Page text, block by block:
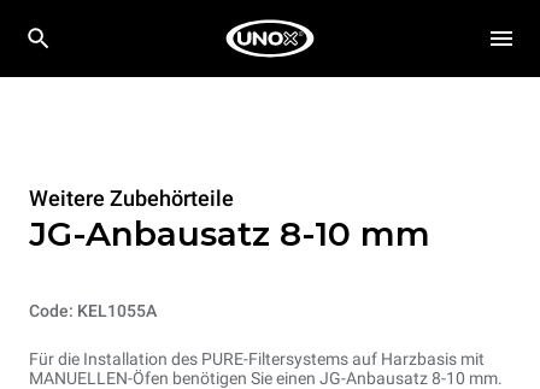
Weitere Zubehörteile
JG-Anbausatz 8-10 mm
Code: KEL1055A
Für die Installation des PURE-Filtersystems auf Harzbasis mit
MANUELLEN-Öfen benötigen Sie einen JG-Anbausatz 8-10 mm.